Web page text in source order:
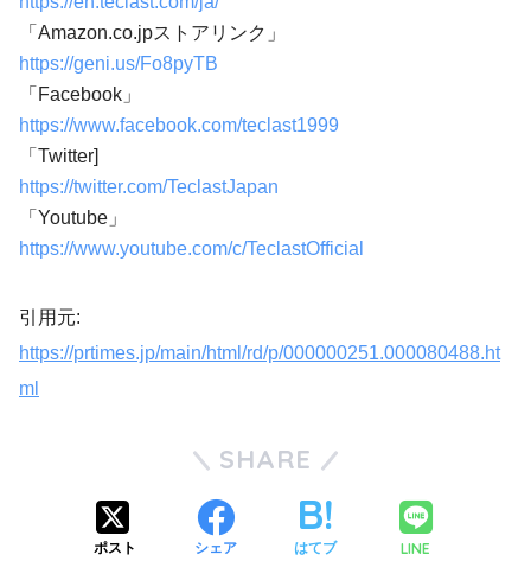
「Amazon.co.jpストアリンク」
https://geni.us/Fo8pyTB
「Facebook」
https://www.facebook.com/teclast1999
「Twitter]
https://twitter.com/TeclastJapan
「Youtube」
https://www.youtube.com/c/TeclastOfficial
引用元:
https://prtimes.jp/main/html/rd/p/000000251.000080488.ht
ml
SHARE
ポスト シェア はてブ LINE